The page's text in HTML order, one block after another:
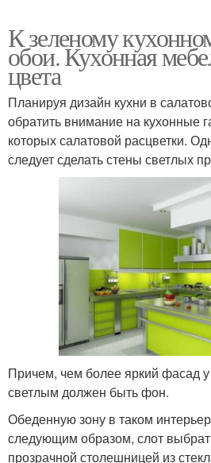
К зеленому
обои. Кухонная
цвета
Планируя дизайн кухни в
обратить внимание на кухонные
которых салатовой расцветки.
следует сделать стены светлых
Причем, чем более яркий фасад
светлым должен быть фон.
Обеденную зону в таком
следующим образом, слот
прозрачной столешницей из